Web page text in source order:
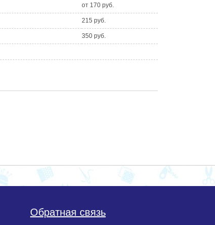
от 170 руб.
215 руб.
350 руб.
Обратная связь